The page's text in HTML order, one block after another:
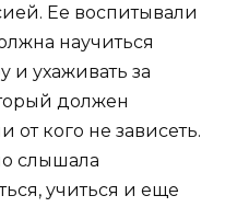
Ее воспитывали
научиться
и ухаживать за
должен
от кого не зависеть.
слышала
учиться и еще